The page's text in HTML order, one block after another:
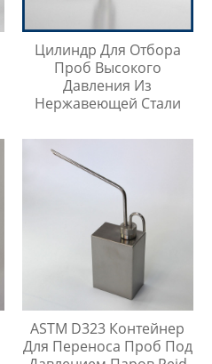
Цилиндр Для Отбора
Проб Высокого
Давления Из
Нержавеющей Стали
ASTM D323 Контейнер
Для Переноса Проб Под